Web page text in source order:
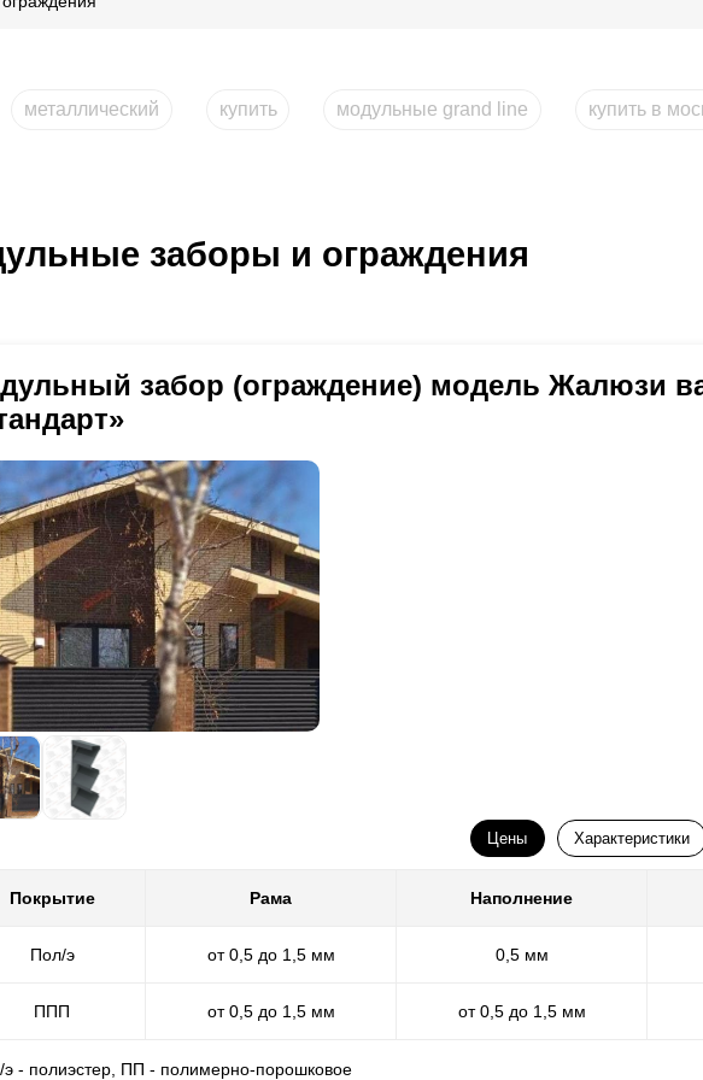
металлический купить модульные grand line купить в
заборы и ограждения
забор (ограждение) модель Жалюзи
Цены Характеристики
Покрытие Рама Наполнение
Пол/э от 0,5 до 1,5 мм 0,5 мм
ППП от 0,5 до 1,5 мм от 0,5 до 1,5 мм
- полиэстер, ПП - полимерно-порошковое